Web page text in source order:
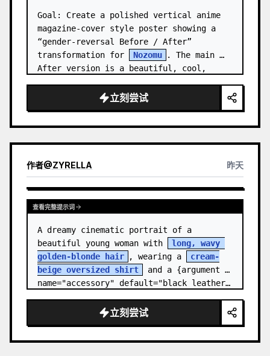
Goal: Create a polished vertical anime
magazine-cover style poster showing a
“gender-reversal Before / After”
transformation for
Nozomu
. The main
After version is a beautiful, cool,
立刻尝试
作者@ZYRELLA 昨天
查看完整提示词
A dreamy cinematic portrait of a
beautiful young woman with
long, wavy
golden-blonde hair
, wearing a
cream-
beige oversized shirt
and a {argument
name="accessory" default="black leather…
立刻尝试